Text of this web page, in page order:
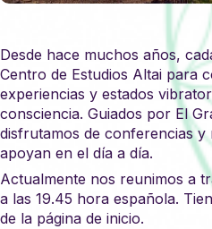
Desde hace muchos años,
Centro de Estudios Altai para
experiencias y estados
consciencia. Guiados por El
disfrutamos de conferencias y
apoyan en el día a día.
Actualmente nos reunimos a
a las 19.45 hora española.
de la página de inicio.